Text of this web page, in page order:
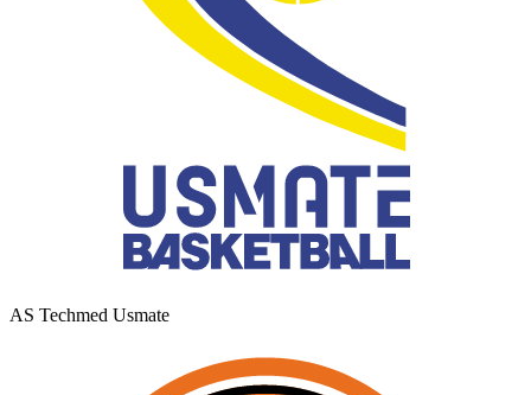
AS Techmed Usmate